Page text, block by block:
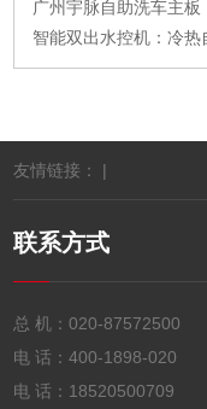
广州宇脉自助洗车主板
智能双出水控机：冷热
友情链接： |
联系方式
总 机：020-87572500
电 话：400-1898-020
电 话： 18520500709